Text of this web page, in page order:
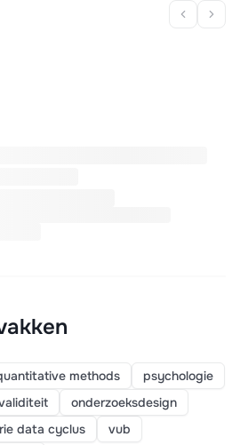
methods
psychologie
onderzoeksdesign
data cyclus
vub